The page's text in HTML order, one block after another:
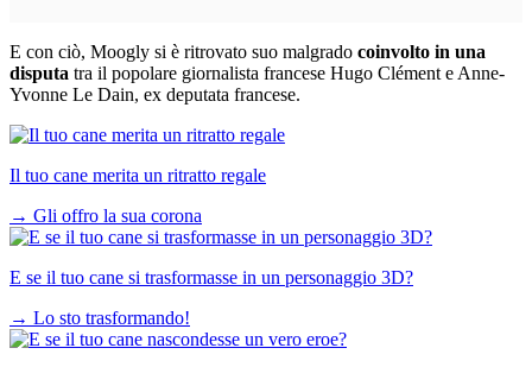
E con ciò, Moogly si è ritrovato suo malgrado coinvolto in una
disputa tra il popolare giornalista francese Hugo Clément e Anne-
Yvonne Le Dain, ex deputata francese.
Il tuo cane merita un ritratto regale
→ Gli offro la sua corona
E se il tuo cane si trasformasse in un personaggio 3D?
→ Lo sto trasformando!